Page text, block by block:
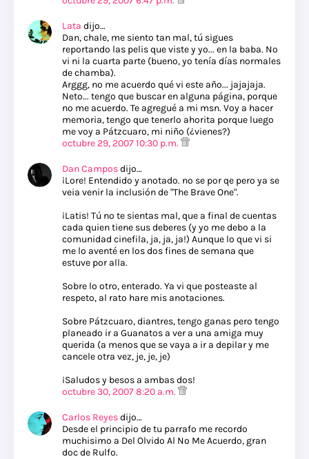
Lata dijo…
Dan, chale, me siento tan mal, tú sigues
reportando las pelis que viste y yo... en la baba. No
vi ni la cuarta parte (bueno, yo tenía días normales
de chamba).
Arggg, no me acuerdo qué vi este año... jajajaja.
Neto... tengo que buscar en alguna página, porque
no me acuerdo. Te agregué a mi msn. Voy a hacer
memoria, tengo que tenerlo ahorita porque luego
me voy a Pátzcuaro, mi niño (¿vienes?)
octubre 29, 2007 10:30 p.m.
Dan Camposdijo…
¡Lore! Entendido y anotado. no se por qe pero ya se
veia venir la inclusión de "The Brave One".
¡Latis! Tú no te sientas mal, que a final de cuentas
cada quien tiene sus deberes (y yo me debo a la
comunidad cinefila, ja, ja, ja!) Aunque lo que vi si
me lo aventé en los dos fines de semana que
estuve por alla.
Sobre lo otro, enterado. Ya vi que posteaste al
respeto, al rato hare mis anotaciones.
Sobre Pátzcuaro, diantres, tengo ganas pero tengo
planeado ir a Guanatos a ver a una amiga muy
querida (a menos que se vaya a ir a depilar y me
cancele otra vez, je, je, je)
¡Saludos y besos a ambas dos!
octubre 30, 2007 8:20 a.m.
Carlos Reyesdijo…
Desde el principio de tu parrafo me recordo
muchisimo a Del Olvido Al No Me Acuerdo, gran
doc de Rulfo.